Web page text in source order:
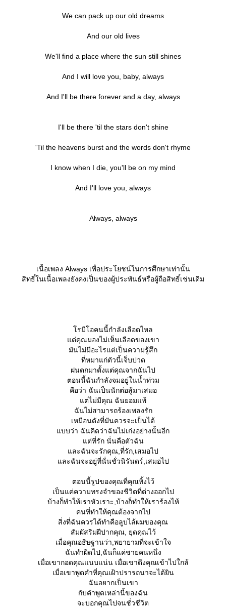
We can pack up our old dreams
And our old lives
We'll find a place where the sun still shines
And I will love you, baby, always
And I'll be there forever and a day, always
I'll be there 'til the stars don't shine
'Til the heavens burst and the words don't rhyme
I know when I die, you'll be on my mind
And I'll love you, always
Always, always
เนื้อเพลง Always เพื่อประโยชน์ในการศึกษาเท่านั้น
สิทธิ์ในเนื้อเพลงยังคงเป็นของผู้ประพันธ์หรือผู้ถือสิทธิ์เช่นเดิม
รมีโอคนนี้กำลังเลือดไหล
ต่คุณมองไม่เห็นเลือดของเขา
มันไม่มีอะไรแต่เป็นความรู้สึก
ที่หมาแก่ตัวนี้เจ็บปวด
ฝนตกมาตั้งแต่คุณจากฉันไป
ตอนนี้ฉันกำลังจมอยู่ในน้ำท่วม
คือว่า ฉันเป็นนักต่อสู้มาเสมอ
ต่ไม่มีคุณ ฉันยอมแพ้
ฉันไม่สามารถร้องเพลงรัก
เหมือนดังที่มันควรจะเป็นได้
บบว่า ฉันคิดว่าฉันไม่เก่งอย่างนั้นอีก
ต่ที่รัก นั่นคือตัวฉัน
ละฉันจะรักคุณ,ที่รัก,เสมอไป
ละฉันจะอยู่ที่นั่นชั่วนิรันดร์,เสมอไป
ตอนนี้รูปของคุณที่คุณทิ้งไว้
เป็นแค่ความทรงจำของชีวิตที่ต่างออกไป
บ้างก็ทำให้เราหัวเราะ,บ้างก็ทำให้เราร้องไห้
คนที่ทำให้คุณต้องจากไป
สิ่งที่ฉันควรได้ทำคือลูบไล้ผมของคุณ
สัมผัสริมฝีปากคุณ, ยุดคุณไว้
เมื่อคุณอธิษฐานว่า,พยายามที่จะเข้าใจ
ฉันทำผิดไป,ฉันก็แค่ชายคนหนึ่ง
เมื่อเขากอดคุณแนบแน่น เมื่อเขาดึงคุณเข้าไปใกล้
เมื่อเขาพูดคำที่คุณเฝ้าปรารถนาจะได้ยิน
ฉันอยากเป็นเขา
กับคำพูดเหล่านี้ของฉัน
จะบอกคุณไปจนชั่วชีวิต